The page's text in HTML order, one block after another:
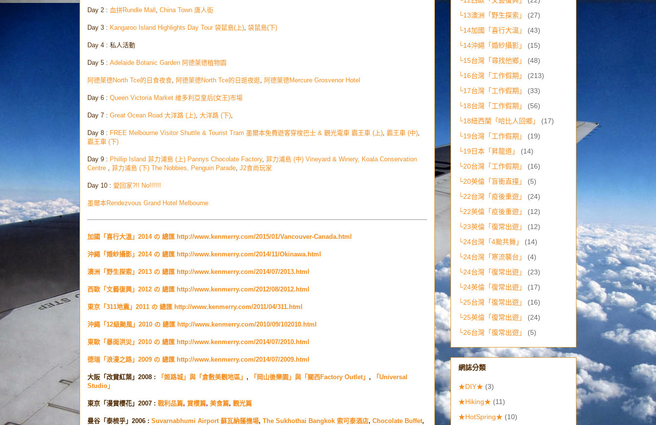
Day 2 : 血拼Rundle Mall China Town 唐人街
Day 3 : Kangaroo Island Highlights Day Tour 袋鼠島(上) 袋鼠島(下)
Day 4 : 私人活動
Day 5 : Adelaide Botanic Garden 阿德萊德植物園
阿德萊德North Tce的日食夜食 阿德萊德North Tce的日逛夜逛 阿德萊德Mercure Grosvenor Hotel
Day 6 : Queen Victoria Market 維多利亞皇后(女王)市場
Day 7 : Great Ocean Road 大洋路 (上) 大洋路 (下)
Day 8 : FREE Melbourne Visitor Shuttle & Tourist Tram 墨爾本免費遊客穿梭巴士 & 觀光電車 霸王車 (上) 霸王車 (中)
霸王車 (下)
Day 9 : Phillip Island 菲力浦島 (上) Pannys Chocolate Factory, 菲力浦島 (中) Vineyard & Winery, Koala Conservation
Centre
菲力浦島 (下) The Nobbies, Penguin Parade J2食尚玩家
Day 10 : 愛回家?!! No!!!!!!
墨爾本Rendezvous Grand Hotel Melbourne
加國「喜行大溫」2014 の 總匯 http://www.kenmerry.com/2015/01/Vancouver-Canada.html
沖繩「婚紗攝影」2014 の 總匯 http://www.kenmerry.com/2014/11/Okinawa.html
澳洲「野生探索」2013 の 總匯 http://www.kenmerry.com/2014/07/2013.html
西歐「文藝復興」2012 の 總匯 http://www.kenmerry.com/2012/08/2012.html
東京「311地震」2011 の 總匯 http://www.kenmerry.com/2011/04/311.html
沖繩「12級颱風」2010 の 總匯 http://www.kenmerry.com/2010/09/102010.html
東歐「暴雨洪災」2010 の 總匯 http://www.kenmerry.com/2014/07/2010.html
德瑞「浪漫之路」2009 の 總匯 http://www.kenmerry.com/2014/07/2009.html
大阪「改賞紅葉」2008 : 「姬路城」與「倉敷美觀地區」 , 「岡山後樂園」與「關西Factory Outlet」 ,
「Universal
Studio」
東京「漫賞櫻花」2007 : 戰利品篇, 賞櫻篇, 美食篇, 觀光篇
曼谷「泰梳乎」2006 : Suvarnabhumi Airport 蘇瓦納蓬機場, The Sukhothai Bangkok 索可泰酒店, Chocolate Buffet,
└13澳洲「野生探索」
(27)
└14加國「喜行大溫」
(43)
└14沖繩「婚紗攝影」
(15)
└15台灣「尋找他鄉」
(48)
└16台灣「工作假期」
(213)
└17台灣「工作假期」
(33)
└18台灣「工作假期」
(56)
└18紐西蘭「哈比人回鄉」
(17)
└19台灣「工作假期」
(19)
└19日本「昇龍道」
(14)
└20台灣「工作假期」
(16)
└20英倫「盲衝直撞」
(5)
└22台灣「疫後重遊」
(24)
└22英倫「疫後重遊」
(12)
└23英倫「復常出遊」
(12)
└24台灣「4颱共舞」
(14)
└24台灣「寒流襲台」
(4)
└24台灣「復常出遊」
(23)
└24英倫「復常出遊」
(17)
└25台灣「復常出遊」
(16)
└25英倫「復常出遊」
(24)
└26台灣「復常出遊」
(5)
網誌分類
★DIY★ (3)
★Hiking★ (11)
★HotSpring★ (10)